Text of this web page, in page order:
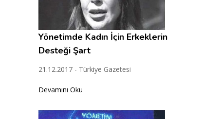
Yönetimde Kadın İçin Erkeklerin
Desteği Şart
21.12.2017 - Türkiye Gazetesi
Devamını Oku